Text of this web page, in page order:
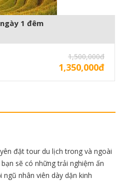
1 đêm
1,500,000đ
1,350,000đ
đặt tour du lịch trong và ngoài
sẽ có những trải nghiệm ấn
nhân viên dày dặn kinh